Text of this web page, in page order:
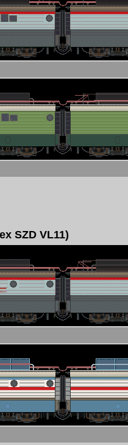
SZD VL11)